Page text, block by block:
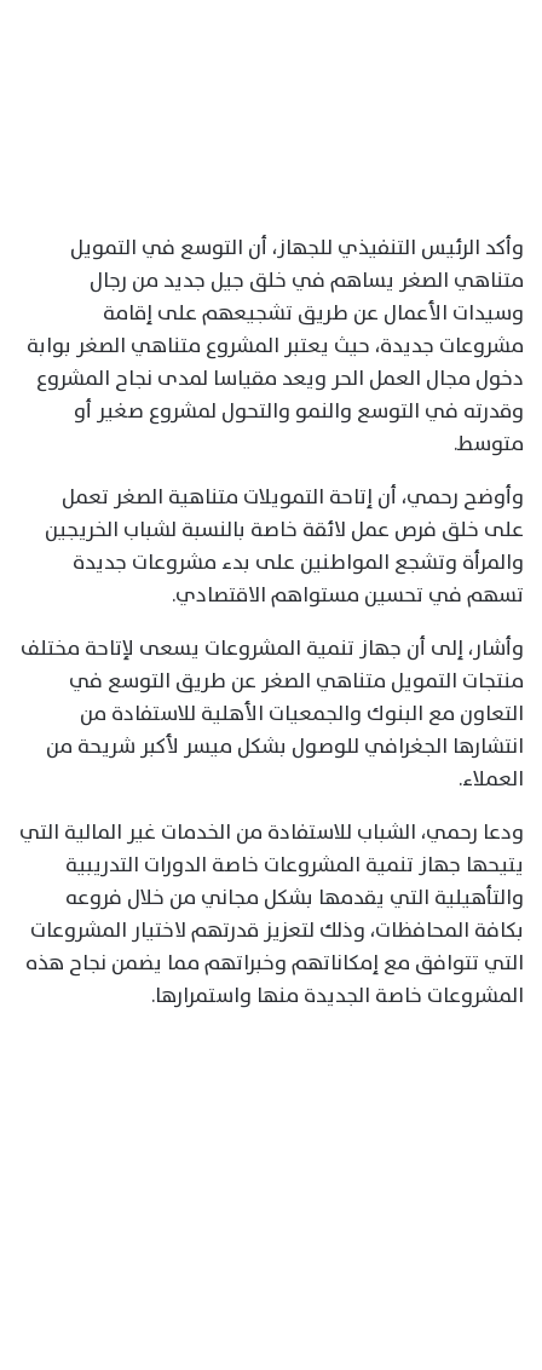
وأكد الرئيس التنفيذي للجهاز، أن التوسع في التمويل
متناهي الصغر يساهم في خلق جيل جديد من رجال
وسيدات الأعمال عن طريق تشجيعهم على إقامة
مشروعات جديدة، حيث يعتبر المشروع متناهي الصغر بوابة
دخول مجال العمل الحر ويعد مقياسا لمدى نجاح المشروع
وقدرته في التوسع والنمو والتحول لمشروع صغير أو
متوسط.
وأوضح رحمي، أن إتاحة التمويلات متناهية الصغر تعمل
على خلق فرص عمل لائقة خاصة بالنسبة لشباب الخريجين
والمرأة وتشجع المواطنين على بدء مشروعات جديدة
تسهم في تحسين مستواهم الاقتصادي.
وأشار، إلى أن جهاز تنمية المشروعات يسعى لإتاحة مختلف
منتجات التمويل متناهي الصغر عن طريق التوسع في
التعاون مع البنوك والجمعيات الأهلية للاستفادة من
انتشارها الجغرافي للوصول بشكل ميسر لأكبر شريحة من
العملاء.
ودعا رحمي، الشباب للاستفادة من الخدمات غير المالية التي
يتيحها جهاز تنمية المشروعات خاصة الدورات التدريبية
والتأهيلية التي يقدمها بشكل مجاني من خلال فروعه
بكافة المحافظات، وذلك لتعزيز قدرتهم لاختيار المشروعات
التي تتوافق مع إمكاناتهم وخبراتهم مما يضمن نجاح هذه
المشروعات خاصة الجديدة منها واستمرارها.